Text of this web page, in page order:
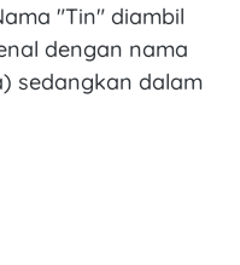
"Tin" diambil
dengan nama
sedangkan dalam